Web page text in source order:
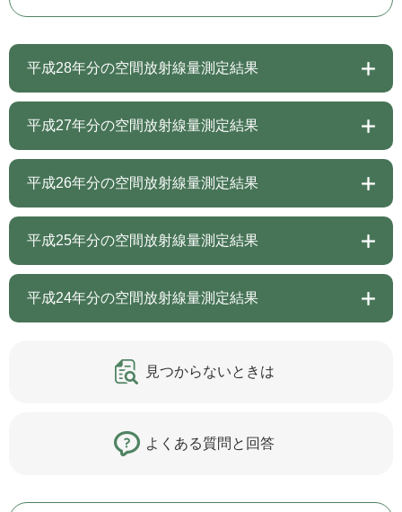
平成28年分の空間放射線量測定結果
平成27年分の空間放射線量測定結果
平成26年分の空間放射線量測定結果
平成25年分の空間放射線量測定結果
平成24年分の空間放射線量測定結果
見つからないときは
よくある質問と回答